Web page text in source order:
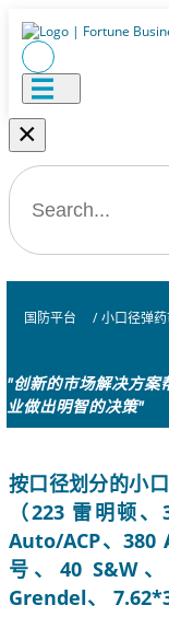
×
国防平台 / 小口径弹
"创新的市场解决方案
业做出明智的决策"
按口径划分的小
（223 雷明顿
Auto/ACP、380
号、40 S&W
Grendel、